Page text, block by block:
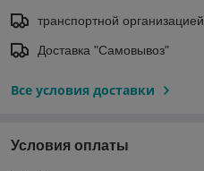
транспортной организацией.
Доставка "Самовывоз"
Все условия доставки
Условия оплаты